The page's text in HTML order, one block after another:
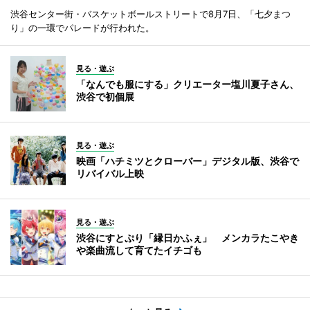
渋谷センター街・バスケットボールストリートで8月7日、「七夕まつ
り」の一環でパレードが行われた。
見る・遊ぶ
「なんでも服にする」クリエーター塩川夏子さん、
渋谷で初個展
見る・遊ぶ
映画「ハチミツとクローバー」デジタル版、渋谷で
リバイバル上映
見る・遊ぶ
渋谷にすとぷり「縁日かふぇ」 メンカラたこやき
や楽曲流して育てたイチゴも